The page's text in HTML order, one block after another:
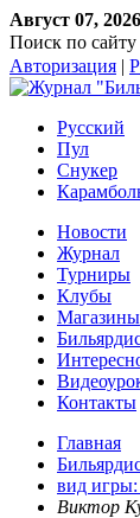
Август 07,
Поиск по сайту
Авторизация |
Русский
Пул
Снукер
Новости
Журнал
Турниры
Клубы
Магазины
Контакты
Главная
вид
Виктор